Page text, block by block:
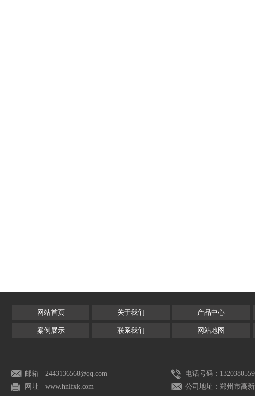
网站首页 关于我们 产品中心
案例展示 联系我们 网站地图
邮箱：2443136568@qq.com
电话号码：
网址：www.hnlfxk.com
公司地址：郑州市高